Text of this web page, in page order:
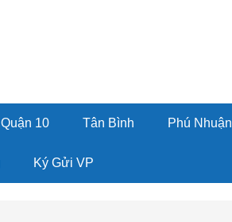
Quận 10 Tân Bình Phú Nhuận
Ký Gửi VP